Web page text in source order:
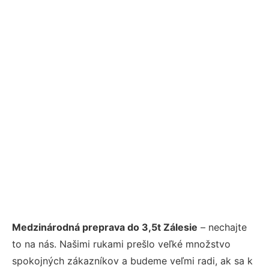
Medzinárodná preprava do 3,5t Zálesie – nechajte
to na nás. Našimi rukami prešlo veľké množstvo
spokojných zákazníkov a budeme veľmi radi, ak sa k